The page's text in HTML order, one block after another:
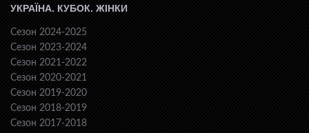
УКРАЇНА. КУБОК. ЖІНКИ
Сезон 2024-2025
Сезон 2023-2024
Сезон 2021-2022
Сезон 2020-2021
Сезон 2019-2020
Сезон 2018-2019
Сезон 2017-2018